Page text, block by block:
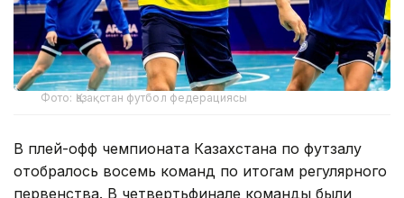
Фото: Қазақстан футбол федерациясы
В плей-офф чемпионата Казахстана по футзалу
отобралось восемь команд по итогам регулярного
первенства. В четвертьфинале команды были